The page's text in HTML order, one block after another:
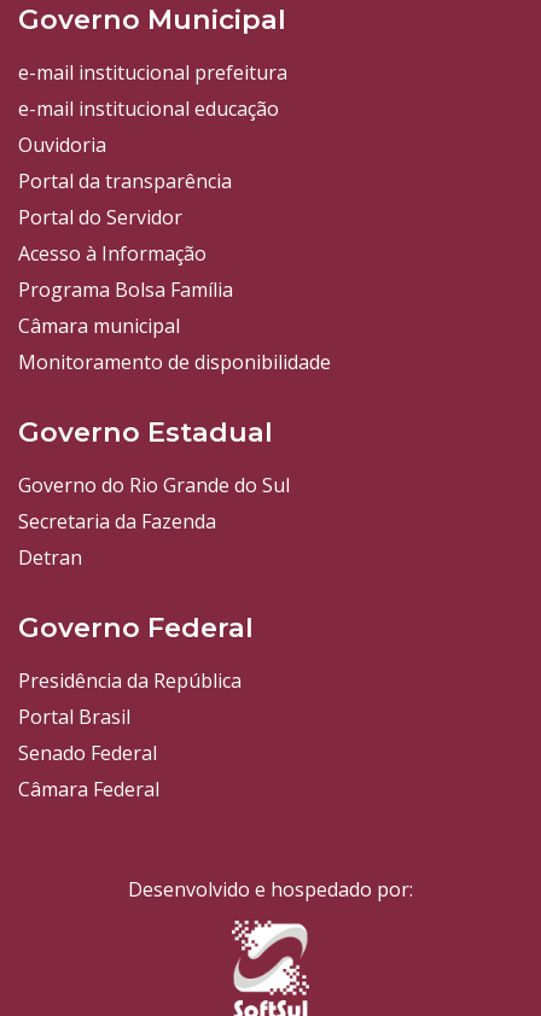
Governo Municipal
e-mail institucional prefeitura
e-mail institucional educação
Ouvidoria
Portal da transparência
Portal do Servidor
Acesso à Informação
Programa Bolsa Família
Câmara municipal
Monitoramento de disponibilidade
Governo Estadual
Governo do Rio Grande do Sul
Secretaria da Fazenda
Detran
Governo Federal
Presidência da República
Portal Brasil
Senado Federal
Câmara Federal
Desenvolvido e hospedado por: